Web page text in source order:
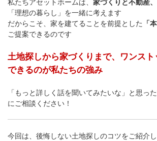
私たちアセットホームは、 家づくりと不動産
「理想の暮らし」を一緒に考えます
だからこそ、家を建てることを前提とした 「
ご提案できるのです
土地探しから家づくりまで、ワンスト
できるのが私たちの強み
「もっと詳しく話を聞いてみたいな」と思っ
にご相談ください！
今回は、後悔しない土地探しのコツをご紹介